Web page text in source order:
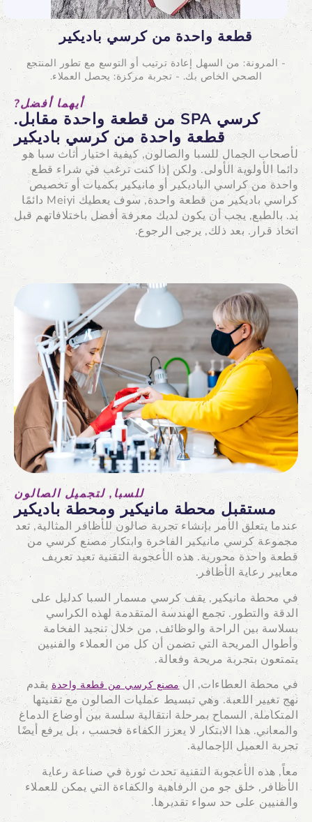
أيهما أفضل?
كرسي SPA من قطعة واحدة مقابل.
قطعة واحدة من كرسي باديكير
لأصحاب الجمال للسبا والصالون, كيفية اختيار أثاث سبا هو
دائما الأولوية الأولى. ولكن إذا كنت ترغب في شراء قطع
واحدة من كراسي الباديكير أو مانيكير بكميات أو تخصيص
كراسي باديكير من قطعة واحدة, سوف يعطيك Meiyi دائمًا
يد. بالطبع, يجب أن يكون لديك معرفة أفضل باختلافاتهم قبل
اتخاذ قرار. بعد ذلك, يرجى الرجوع.
قطعة واحدة من كرسي باديكير
- المرونة: من السهل إعادة ترتيب أو التوسع مع تطور المنتجع
الصحي الخاص بك. - تجربة مركزة: يحصل العملاء.
للسبا, لتجميل الصالون
مستقبل محطة مانيكير ومحطة باديكير
عندما يتعلق الأمر بإنشاء تجربة صالون للأظافر المثالية, تعد
مجموعة كرسي مانيكير الفاخرة وابتكار مصنع كرسي من
قطعة واحدة محورية. هذه الأعجوبة التقنية تعيد تعريف
معايير رعاية الأظافر.
في محطة مانيكير, يقف كرسي مسمار السبا كدليل على
الدقة والتطور. تجمع الهندسة المتقدمة لهذه الكراسي
بسلاسة بين الراحة والوظائف, من خلال تنجيد الفخامة
وأطوال المريحة التي تضمن أن كل من العملاء والفنيين
يتمتعون بتجربة مريحة وفعالة.
في محطة العطاءات, المصنع كرسي من قطعة واحدة يقدم
نهج تغيير اللعبة. وهي تبسيط عمليات الصالون مع تقنيتها
المتكاملة, السماح بمرحلة انتقالية سلسة بين أوضاع الدماغ
والمعاني. هذا الابتكار لا يعزز الكفاءة فحسب ، بل يرفع أيضًا
تجربة العميل الإجمالية.
معاً, هذه الأعجوبة التقنية تحدث ثورة في صناعة رعاية
الأظافر, خلق جو من الرفاهية والكفاءة التي يمكن للعملاء
والفنيين على حد سواء تقديرها.